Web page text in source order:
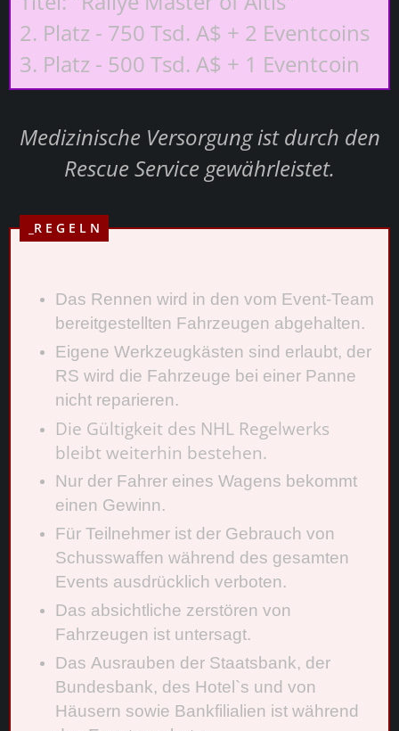
2. Platz - 750 Tsd. A$ + 2 Eventcoins
3. Platz - 500 Tsd. A$ + 1 Eventcoin
Medizinische Versorgung ist durch den
Rescue Service gewährleistet.
_R E G E L N
Das Rennen wird in den vom Event-Team
bereitgestellten Fahrzeugen abgehalten.
Eigene Werkzeugkästen sind erlaubt, der
RS wird die Fahrzeuge bei einer Panne
nicht reparieren.
Die Gültigkeit des NHL Regelwerks
bleibt weiterhin bestehen.
Nur der Fahrer eines Wagens bekommt
einen Gewinn.
Für Teilnehmer ist der Gebrauch von
Schusswaffen während des gesamten
Events ausdrücklich verboten.
Das absichtliche zerstören von
Fahrzeugen ist untersagt.
Das Ausrauben der Staatsbank, der
Bundesbank, des Hotel`s und von
Häusern sowie Bankfilialien ist während